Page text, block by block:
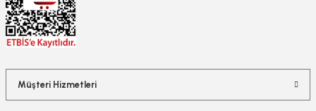
Müşteri Hizmetleri